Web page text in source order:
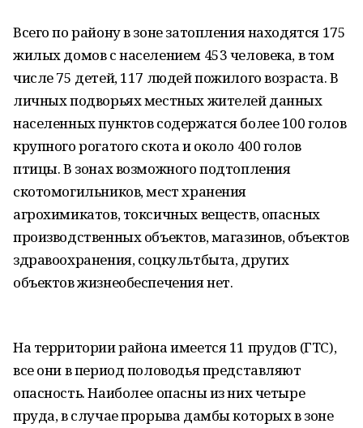
Всего по району в зоне затопления находятся 175
жилых домов с населением 453 человека, в том
числе 75 детей, 117 людей пожилого возраста. В
личных подворьях местных жителей данных
населенных пунктов содержатся более 100 голов
крупного рогатого скота и около 400 голов
птицы. В зонах возможного подтопления
скотомогильников, мест хранения
агрохимикатов, токсичных веществ, опасных
производственных объектов, магазинов, объектов
здравоохранения, соцкультбыта, других
объектов жизнеобеспечения нет.
На территории района имеется 11 прудов (ГТС),
все они в период половодья представляют
опасность. Наиболее опасны из них четыре
пруда, в случае прорыва дамбы которых в зоне